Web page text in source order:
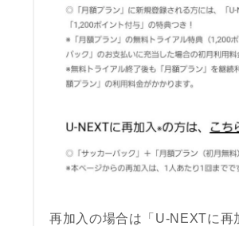
再加入の場合は「U-NEXTに再